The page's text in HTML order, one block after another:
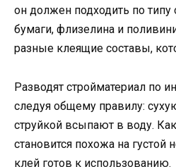
он должен подходить по
бумаги, флизелина и
разные клеящие составы,
Разводят стройматериал по
следуя общему правилу:
струйкой всыпают в воду.
становится похожа на густой
клей готов к использованию.